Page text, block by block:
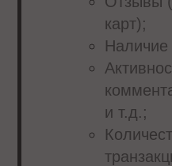
карт);
и т.д.;